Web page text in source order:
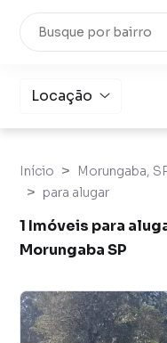
Locação
Início
Morungaba,
para alugar
1 Imóveis para
Morungaba SP